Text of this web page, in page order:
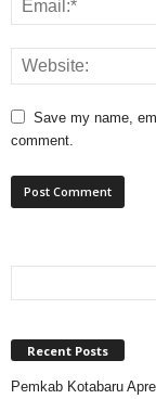
Save my name,
comment.
Recent Posts
Pemkab Kotabaru